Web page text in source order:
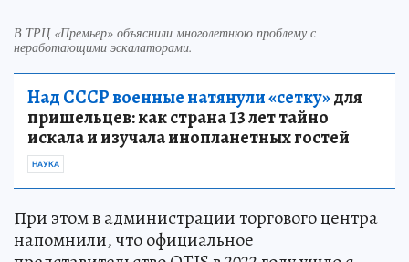
В ТРЦ «Премьер» объяснили многолетнюю проблему с
неработающими эскалаторами.
Над СССР военные натянули «сетку»для
пришельцев: как страна 13 лет тайно
искала и изучала инопланетных гостей
НАУКА
При этом в администрации торгового центра
напомнили, что официальное